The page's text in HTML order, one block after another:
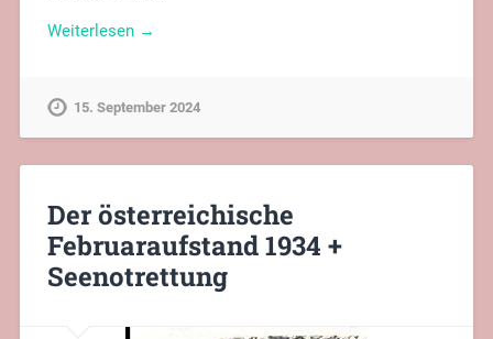
Weiterlesen →
15. September 2024
Der österreichische
Februaraufstand 1934 +
Seenotrettung